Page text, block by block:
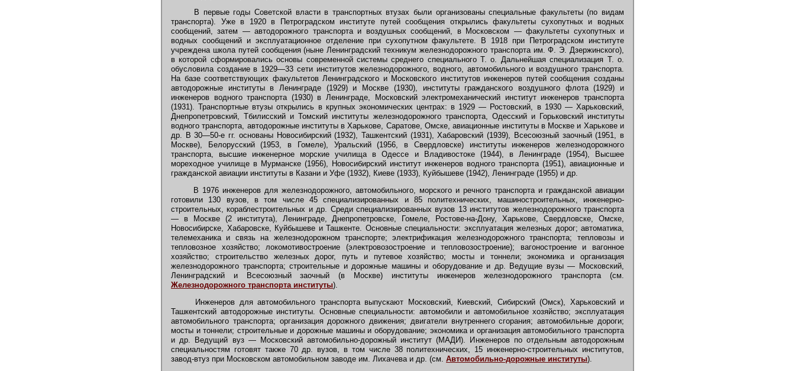
В первые годы Советской власти в транспортных втузах были организованы специальные факультеты (по видам
транспорта). Уже в 1920 в Петроградском институте путей сообщения открылись факультеты сухопутных и водных
сообщений, затем — автодорожного транспорта и воздушных сообщений, в Московском — факультеты сухопутных и
водных сообщений и эксплуатационное отделение при сухопутном факультете. В 1918 при Петроградском институте
учреждена школа путей сообщения (ныне Ленинградский техникум железнодорожного транспорта им. Ф. Э. Дзержинского),
в которой сформировались основы современной системы среднего специального Т. о. Дальнейшая специализация Т. о.
обусловила создание в 1929—33 сети институтов железнодорожного, водного, автомобильного и воздушного транспорта.
На базе соответствующих факультетов Ленинградского и Московского институтов инженеров путей сообщения созданы
автодорожные институты в Ленинграде (1929) и Москве (1930), институты гражданского воздушного флота (1929) и
инженеров водного транспорта (1930) в Ленинграде, Московский электромеханический институт инженеров транспорта
(1931). Транспортные втузы открылись в крупных экономических центрах: в 1929 — Ростовский, в 1930 — Харьковский,
Днепропетровский, Тбилисский и Томский институты железнодорожного транспорта, Одесский и Горьковский институты
водного транспорта, автодорожные институты в Харькове, Саратове, Омске, авиационные институты в Москве и Харькове и
др. В 30—50-е гг. основаны Новосибирский (1932), Ташкентский (1931), Хабаровский (1939), Всесоюзный заочный (1951, в
Москве), Белорусский (1953, в Гомеле), Уральский (1956, в Свердловске) институты инженеров железнодорожного
транспорта, высшие инженерное морские училища в Одессе и Владивостоке (1944), в Ленинграде (1954), Высшее
мореходное училище в Мурманске (1956), Новосибирский институт инженеров водного транспорта (1951), авиационные и
гражданской авиации институты в Казани и Уфе (1932), Киеве (1933), Куйбышеве (1942), Ленинграде (1955) и др.
В 1976 инженеров для железнодорожного, автомобильного, морского и речного транспорта и гражданской авиации
готовили 130 вузов, в том числе 45 специализированных и 85 политехнических, машиностроительных, инженерно-
строительных, кораблестроительных и др. Среди специализированных вузов 13 институтов железнодорожного транспорта
— в Москве (2 института), Ленинграде, Днепропетровске, Гомеле, Ростове-на-Дону, Харькове, Свердловске, Омске,
Новосибирске, Хабаровске, Куйбышеве и Ташкенте. Основные специальности: эксплуатация железных дорог; автоматика,
телемеханика и связь на железнодорожном транспорте; электрификация железнодорожного транспорта; тепловозы и
тепловозное хозяйство; локомотивостроение (электровозостроение и тепловозостроение); вагоностроение и вагонное
хозяйство; строительство железных дорог, путь и путевое хозяйство; мосты и тоннели; экономика и организация
железнодорожного транспорта; строительные и дорожные машины и оборудование и др. Ведущие вузы — Московский,
Ленинградский и Всесоюзный заочный (в Москве) институты инженеров железнодорожного транспорта (см.
Железнодорожного транспорта институты).
Инженеров для автомобильного транспорта выпускают Московский, Киевский, Сибирский (Омск), Харьковский и
Ташкентский автодорожные институты. Основные специальности: автомобили и автомобильное хозяйство; эксплуатация
автомобильного транспорта; организация дорожного движения; двигатели внутреннего сгорания; автомобильные дороги;
мосты и тоннели; строительные и дорожные машины и оборудование; экономика и организация автомобильного транспорта
и др. Ведущий вуз — Московский автомобильно-дорожный институт (МАДИ). Инженеров по отдельным автодорожным
специальностям готовят также 70 др. вузов, в том числе 38 политехнических, 15 инженерно-строительных институтов,
завод-втуз при Московском автомобильном заводе им. Лихачева и др. (см. Автомобильно-дорожные институты).